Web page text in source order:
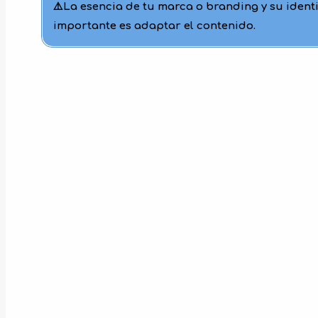
⚠️La esencia de tu marca o branding y su
importante es adaptar el contenido.